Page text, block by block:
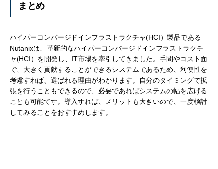
まとめ
ハイパーコンバージドインフラストラクチャ(HCI）製品である
Nutanixは、革新的なハイパーコンバージドインフラストラクチ
ャ(HCI）を開発し、IT市場を牽引してきました。手間やコスト面
で、大きく貢献することができるシステムであるため、利便性を
考慮すれば、選ばれる理由がわかります。自分のタイミングで拡
張を行うこともできるので、必要であればシステムの幅を広げる
ことも可能です。導入すれば、メリットも大きいので、一度検討
してみることをおすすめします。